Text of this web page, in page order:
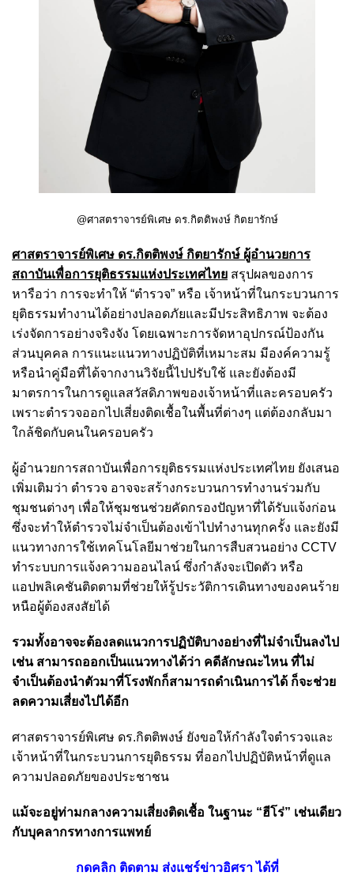
@ศาสตราจารย์พิเศษ ดร.กิตติพงษ์ กิตยารักษ์
ศาสตราจารย์พิเศษ ดร.กิตติพงษ์ กิตยารักษ์ ผู้อำนวยการ
สถาบันเพื่อการยุติธรรมแห่งประเทศไทย สรุปผลของการ
หารือว่า การจะทำให้ “ตำรวจ” หรือ เจ้าหน้าที่ในกระบวนการ
ยุติธรรมทำงานได้อย่างปลอดภัยและมีประสิทธิภาพ จะต้อง
เร่งจัดการอย่างจริงจัง โดยเฉพาะการจัดหาอุปกรณ์ป้องกัน
ส่วนบุคคล การแนะแนวทางปฏิบัติที่เหมาะสม มีองค์ความรู้
หรือนำคู่มือที่ได้จากงานวิจัยนี้ไปปรับใช้ และยังต้องมี
มาตรการในการดูแลสวัสดิภาพของเจ้าหน้าที่และครอบครัว
เพราะตำรวจออกไปเสี่ยงติดเชื้อในพื้นที่ต่างๆ แต่ต้องกลับมา
ใกล้ชิดกับคนในครอบครัว
ผู้อำนวยการสถาบันเพื่อการยุติธรรมแห่งประเทศไทย ยังเสนอ
เพิ่มเติมว่า ตำรวจ อาจจะสร้างกระบวนการทำงานร่วมกับ
ชุมชนต่างๆ เพื่อให้ชุมชนช่วยคัดกรองปัญหาที่ได้รับแจ้งก่อน
ซึ่งจะทำให้ตำรวจไม่จำเป็นต้องเข้าไปทำงานทุกครั้ง และยังมี
แนวทางการใช้เทคโนโลยีมาช่วยในการสืบสวนอย่าง CCTV
ทำระบบการแจ้งความออนไลน์ ซึ่งกำลังจะเปิดตัว หรือ
แอปพลิเคชันติดตามที่ช่วยให้รู้ประวัติการเดินทางของคนร้าย
หนือผู้ต้องสงสัยได้
รวมทั้งอาจจะต้องลดแนวการปฏิบัติบางอย่างที่ไม่จำเป็นลงไป
เช่น สามารถออกเป็นแนวทางได้ว่า คดีลักษณะไหน ที่ไม่
จำเป็นต้องนำตัวมาที่โรงพักก็สามารถดำเนินการได้ ก็จะช่วย
ลดความเสี่ยงไปได้อีก
ศาสตราจารย์พิเศษ ดร.กิตติพงษ์ ยังขอให้กำลังใจตำรวจและ
เจ้าหน้าที่ในกระบวนการยุติธรรม ที่ออกไปปฏิบัติหน้าที่ดูแล
ความปลอดภัยของประชาชน
แม้จะอยู่ท่ามกลางความเสี่ยงติดเชื้อ ในฐานะ “ฮีโร่” เช่นเดียว
กับบุคลากรทางการแพทย์
กดคลิก ติดตาม ส่งแชร์ข่าวอิศรา ได้ที่